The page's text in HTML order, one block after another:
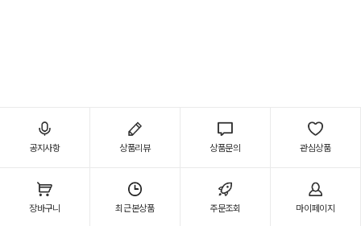
공지사항 상품리뷰 상품문의 관심상품
장바구니 최근본상품 주문조회 마이페이지